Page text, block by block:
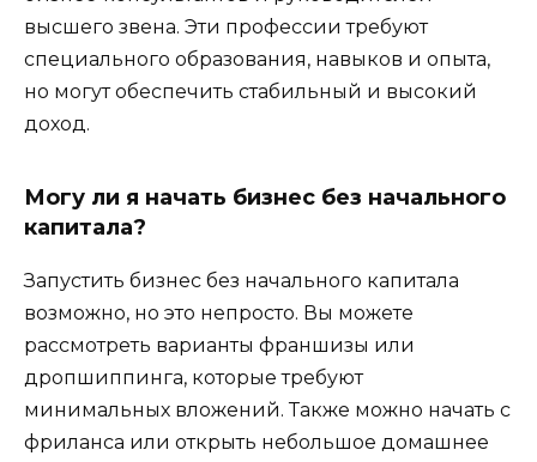
высшего звена. Эти профессии требуют
специального образования, навыков и опыта,
но могут обеспечить стабильный и высокий
доход.
Могу ли я начать бизнес без начального
капитала?
Запустить бизнес без начального капитала
возможно, но это непросто. Вы можете
рассмотреть варианты франшизы или
дропшиппинга, которые требуют
минимальных вложений. Также можно начать с
фриланса или открыть небольшое домашнее